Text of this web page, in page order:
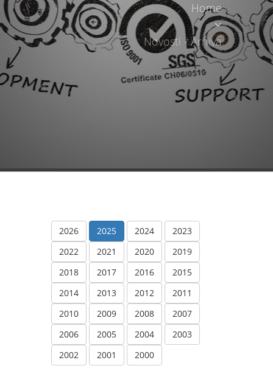
Home
Novosti - Arhiva
2026 2025 2024
2023
2022
2021 2020
2019
2018
2017 2016
2015
2014
2013 2012
2011
2010
2009 2008
2007
2006
2005 2004
2003
2002
2001 2000